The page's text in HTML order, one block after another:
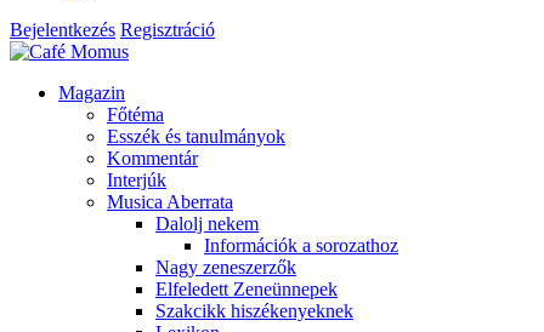
Bejelentkezés Regisztráció
Magazin
Főtéma
Esszék és tanulmányok
Kommentár
Interjúk
Musica Aberrata
Dalolj nekem
Információk a sorozathoz
Nagy zeneszerzők
Elfeledett Zeneünnepek
Szakcikk hiszékenyeknek